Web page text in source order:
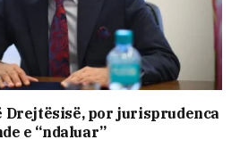
Drejtësisë, por jurisprudenca
e “ndaluar”